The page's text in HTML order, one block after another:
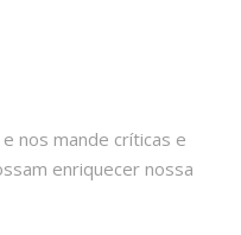
e nos mande críticas e
enriquecer nossa